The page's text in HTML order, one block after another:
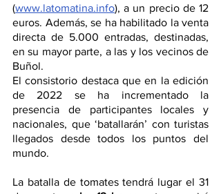
(www.latomatina.info), a un precio de 12
euros. Además, se ha habilitado la venta
directa de 5.000 entradas, destinadas,
en su mayor parte, a las y los vecinos de
Buñol.
El consistorio destaca que en la edición
de 2022 se ha incrementado la
presencia de participantes locales y
nacionales, que ‘batallarán’ con turistas
llegados desde todos los puntos del
mundo.
La batalla de tomates tendrá lugar el 31